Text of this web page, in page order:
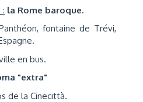
: la Rome baroque.
fontaine de Trévi,
en bus.
"extra"
de la Cinecittà.